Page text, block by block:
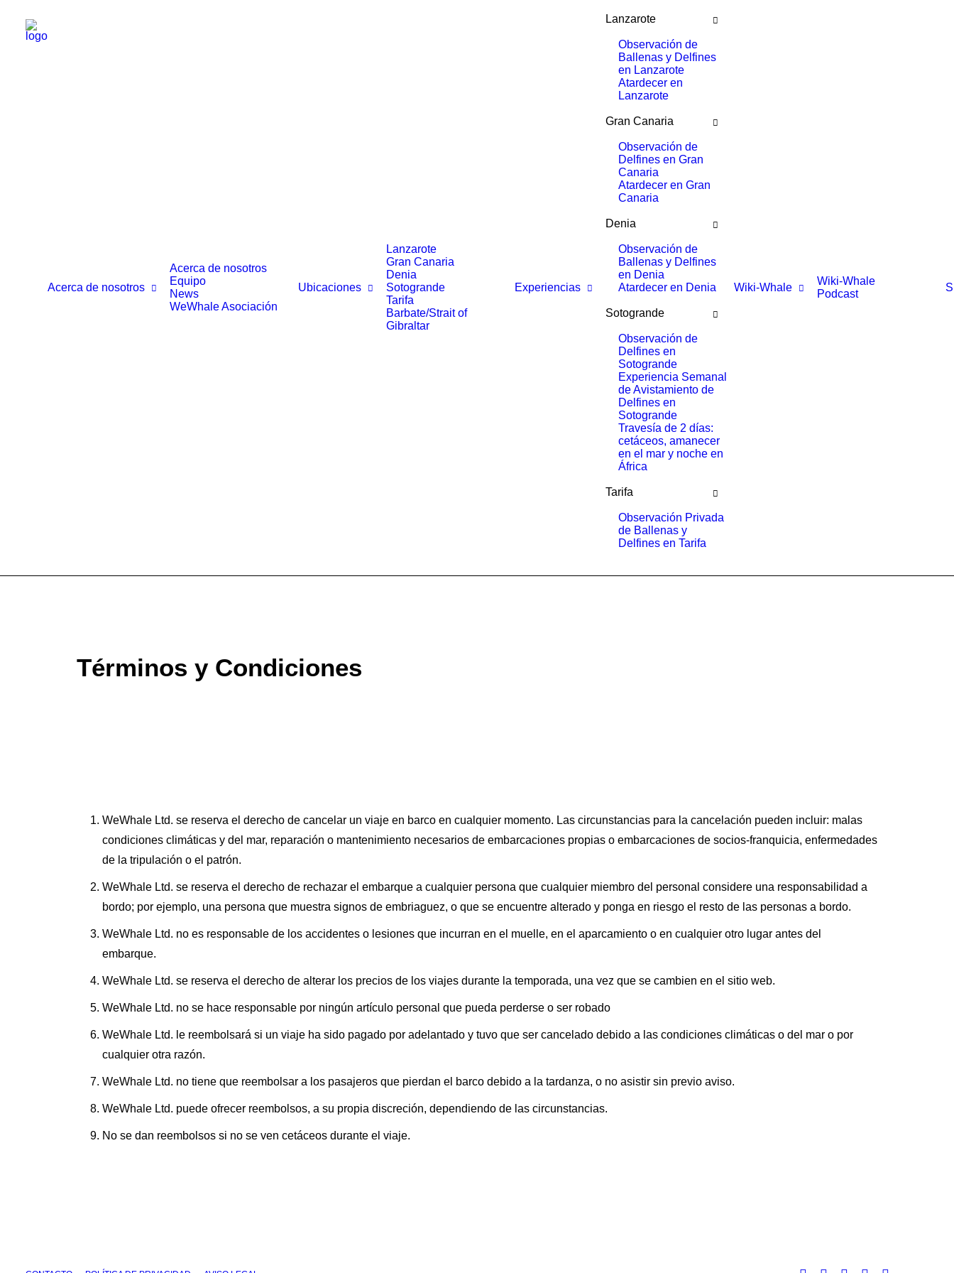
Acerca de nosotros
Acerca de nosotros
Equipo
News
WeWhale Asociación
Ubicaciones
Lanzarote
Gran Canaria
Denia
Sotogrande
Tarifa
Barbate/Strait of
Gibraltar
Experiencias
Lanzarote
Observación de
Ballenas y Delfines
en Lanzarote
Atardecer en
Lanzarote
Gran Canaria
Observación de
Delfines en Gran
Canaria
Atardecer en Gran
Canaria
Denia
Observación de
Ballenas y Delfines
en Denia
Atardecer en Denia
Sotogrande
Observación de
Delfines en
Sotogrande
Experiencia Semanal
de Avistamiento de
Delfines en
Sotogrande
Travesía de 2 días:
cetáceos, amanecer
en el mar y noche en
África
Tarifa
Observación Privada
de Ballenas y
Delfines en Tarifa
Wiki-Whale
Wiki-Whale
Podcast
Términos y Condiciones
WeWhale Ltd. se reserva el derecho de cancelar un viaje en barco en cualquier momento. Las circunstancias para la cancelación pueden incluir: malas
condiciones climáticas y del mar, reparación o mantenimiento necesarios de embarcaciones propias o embarcaciones de socios-franquicia, enfermedades
de la tripulación o el patrón.
WeWhale Ltd. se reserva el derecho de rechazar el embarque a cualquier persona que cualquier miembro del personal considere una responsabilidad a
bordo; por ejemplo, una persona que muestra signos de embriaguez, o que se encuentre alterado y ponga en riesgo el resto de las personas a bordo.
WeWhale Ltd. no es responsable de los accidentes o lesiones que incurran en el muelle, en el aparcamiento o en cualquier otro lugar antes del
embarque.
WeWhale Ltd. se reserva el derecho de alterar los precios de los viajes durante la temporada, una vez que se cambien en el sitio web.
WeWhale Ltd. no se hace responsable por ningún artículo personal que pueda perderse o ser robado
WeWhale Ltd. le reembolsará si un viaje ha sido pagado por adelantado y tuvo que ser cancelado debido a las condiciones climáticas o del mar o por
cualquier otra razón.
WeWhale Ltd. no tiene que reembolsar a los pasajeros que pierdan el barco debido a la tardanza, o no asistir sin previo aviso.
WeWhale Ltd. puede ofrecer reembolsos, a su propia discreción, dependiendo de las circunstancias.
No se dan reembolsos si no se ven cetáceos durante el viaje.